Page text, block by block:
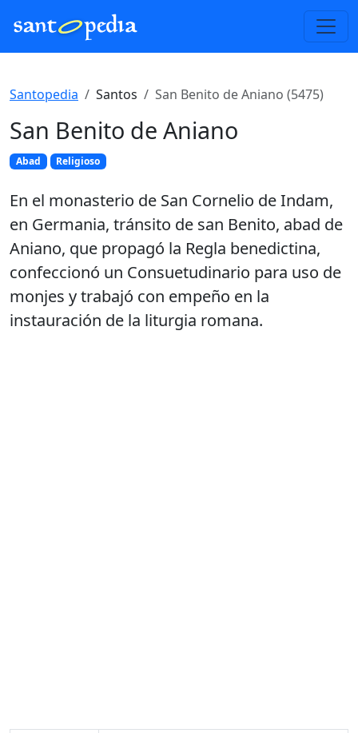
Santopedia Santos San Benito de Aniano (5475)
San Benito de Aniano
Abad Religioso
En el monasterio de San Cornelio de Indam,
en Germania, tránsito de san Benito, abad de
Aniano, que propagó la Regla benedictina,
confeccionó un Consuetudinario para uso de
monjes y trabajó con empeño en la
instauración de la liturgia romana.